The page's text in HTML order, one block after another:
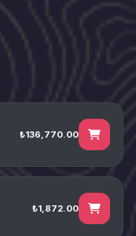
₺136,770.00
₺1,872.00